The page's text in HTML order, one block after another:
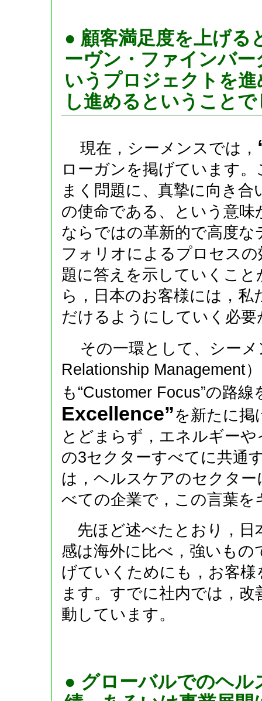
● 顧客満足度を上げる
ーヴン・ファインバ
いうプロジェクトを
し進めるということ
現在，シーメンスでは，
ローガンを掲げています
まく問題に、真摯に向き
の使命である、という意
ならではの革新的で高度
フォリオによるプロセス
題に答えを示していくこ
ら，日本のお客様には，
だけるようにしていく必
その一環として、シー
Relationship Management
も“Customer Focus”の路
Excellence”を新たに掲
とどまらず，エネルギー
の3セクターすべてに共通
は，ヘルスケアのセクタ
べての企業で，この言葉
先ほど述べたとおり，日
感は海外に比べ，強いも
げていくためにも，お客
ます。すでに社内では，
動しています。
● グローバルでのヘ